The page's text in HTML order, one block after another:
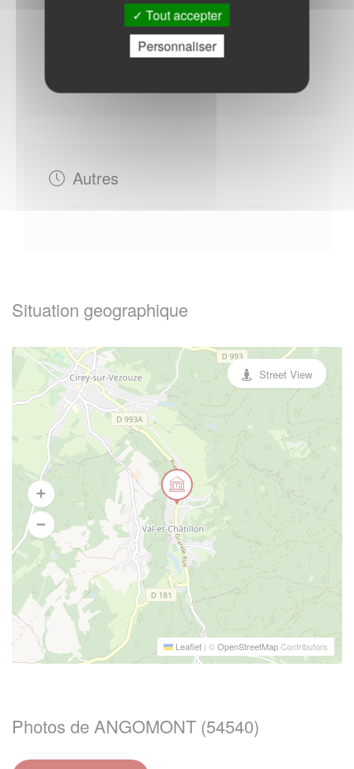
Lundi : - 14h00 à 15h00
Mardi : - 09h00 à 12h00
Autres
Situation geographique
Leaflet | ©OpenStreetMapContributors
Street View
Photos de ANGOMONT (54540)
Tout accepter
Personnaliser